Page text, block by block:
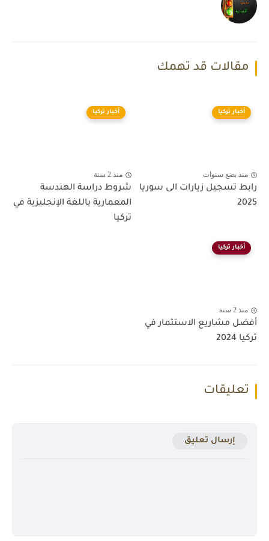
مقالات قد تهمك
أخبار تركيا
منذ بضع سنوات
رابط تسجيل زيارات الى سوريا
2025
أخبار تركيا
منذ 2 سنة
شروط دراسة الهندسة
المعمارية باللغة الإنجليزية في
تركيا
أخبار تركيا
منذ 2 سنة
أفضل مشاريع الاستثمار في
تركيا 2024
تعليقات
إرسال تعليق